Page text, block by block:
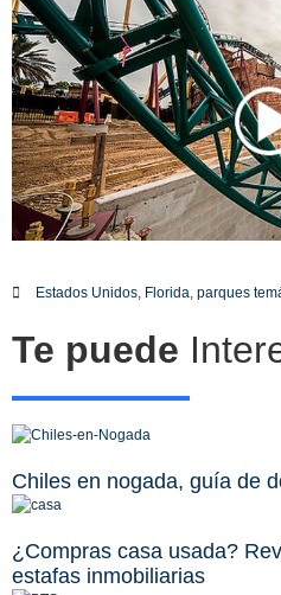
Estados Unidos Florida parques
Te puede
Chiles en nogada, guía de
¿Compras casa usada?
estafas inmobiliarias